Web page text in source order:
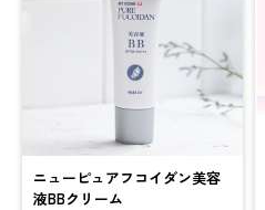
素材:本体部分:オーガニックコ
止めゴム部分:綿、ポリエステ
ル、ポリウレタン
サイズ:長さ約53cm(置き寸)
カラー:ブラック/モーヴグレ
ー/ライラックラベンダー
日本製
ニューピュアフコイダン美容
液BBクリーム